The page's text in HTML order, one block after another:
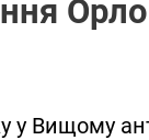
у Вищому